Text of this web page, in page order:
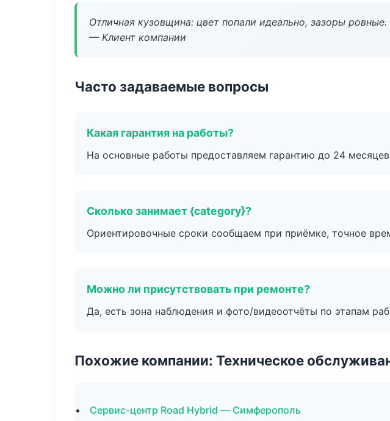
Отличная кузовщина: цвет попали идеально, зазоры
— Клиент компании
Часто задаваемые вопросы
Какая гарантия на работы?
На основные работы предоставляем гарантию до 24
Сколько занимает {category}?
Ориентировочные сроки сообщаем при приёмке, точное
Можно ли присутствовать при ремонте?
Да, есть зона наблюдения и фото/видеоотчёты по этапам
Похожие компании: Техническое
Сервис-центр Road Hybrid — Симферополь